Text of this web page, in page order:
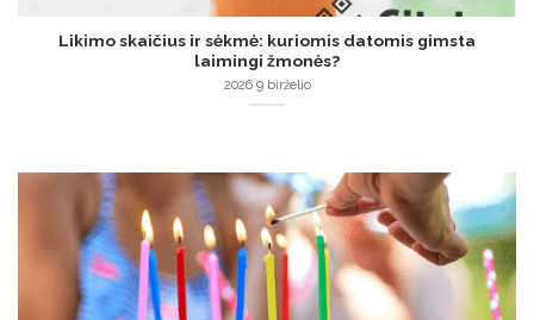
Likimo skaičius ir sėkmė: kuriomis datomis gimsta
laimingi žmonės?
2026 9 birželio